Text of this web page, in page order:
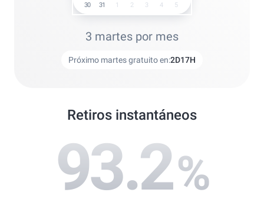
30
31 1 2 3 4 5
3 martes por mes
Próximo martes gratuito en:2D17H
Retiros instantáneos
93.2%